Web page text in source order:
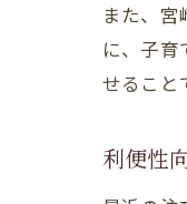
また、
に、子育
せること
利便性